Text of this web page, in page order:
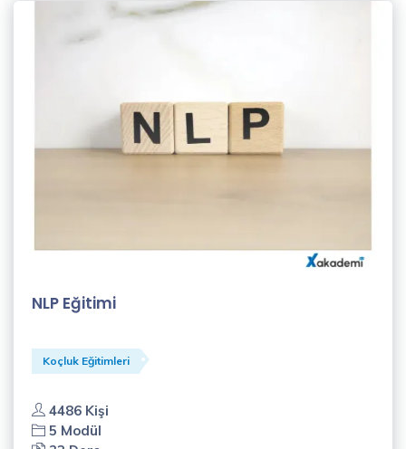
NLP Eğitimi
Koçluk Eğitimleri
4486 Kişi
5 Modül